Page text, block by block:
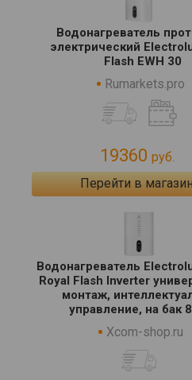
Водонагреватель
электрический
Flash EWH 30
Rumarkets.pro
19360 руб.
Перейти в
Водонагреватель
Royal Flash Inverter
монтаж,
управление, на бак
Xcom-shop.ru